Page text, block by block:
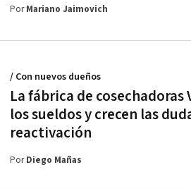
PorMariano Jaimovich
La fábrica de cosechadoras
los sueldos y crecen las
reactivación
/ Con nuevos dueños
PorDiego Mañas